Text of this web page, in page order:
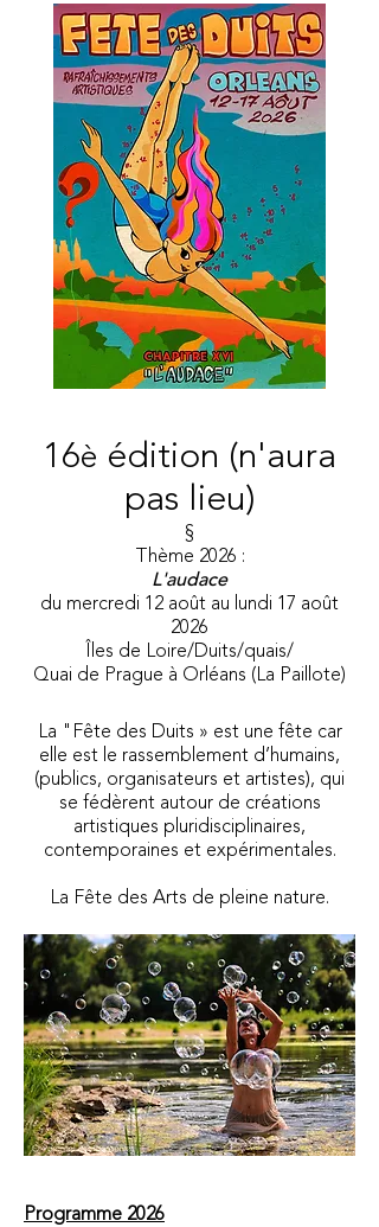
16è édition (n'aura
pas lieu)
§
Thème 2026 :
L'audace
du mercredi 12 août au lundi 17 août
2026
Îles de Loire/Duits/quais/
Quai de Prague à Orléans (La Paillote)
La "Fête des Duits » est une fête car
elle est le rassemblement d’humains,
(publics, organisateurs et artistes), qui
se fédèrent autour de créations
artistiques pluridisciplinaires,
contemporaines et expérimentales.
La Fête des Arts de pleine nature.
Programme 2026